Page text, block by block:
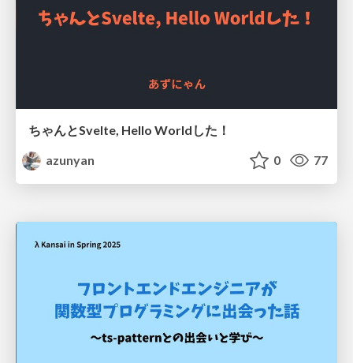
ちゃんとSvelte, Hello Worldした！
azunyan
0 77